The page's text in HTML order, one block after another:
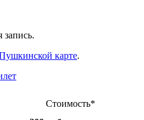
запись.
карте.
Стоимость*